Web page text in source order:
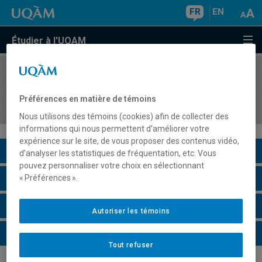
FR EN
Étudier à l'UQAM
COURS//
Concepts avancés
Description du cours
Horaire - Été 2026
Horaire - Automne 2026
Horaire - Hiver 2027
Préférences en matière de témoins
Nous utilisons des témoins (cookies) afin de collecter des
informations qui nous permettent d’améliorer votre
expérience sur le site, de vous proposer des contenus vidéo,
d’analyser les statistiques de fréquentation, etc. Vous
pouvez personnaliser votre choix en sélectionnant
« Préférences ».
Tout refuser
Autoriser les témoins